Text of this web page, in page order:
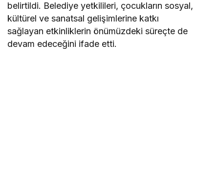
belirtildi. Belediye yetkilileri, çocukların sosyal,
kültürel ve sanatsal gelişimlerine katkı
sağlayan etkinliklerin önümüzdeki süreçte de
devam edeceğini ifade etti.